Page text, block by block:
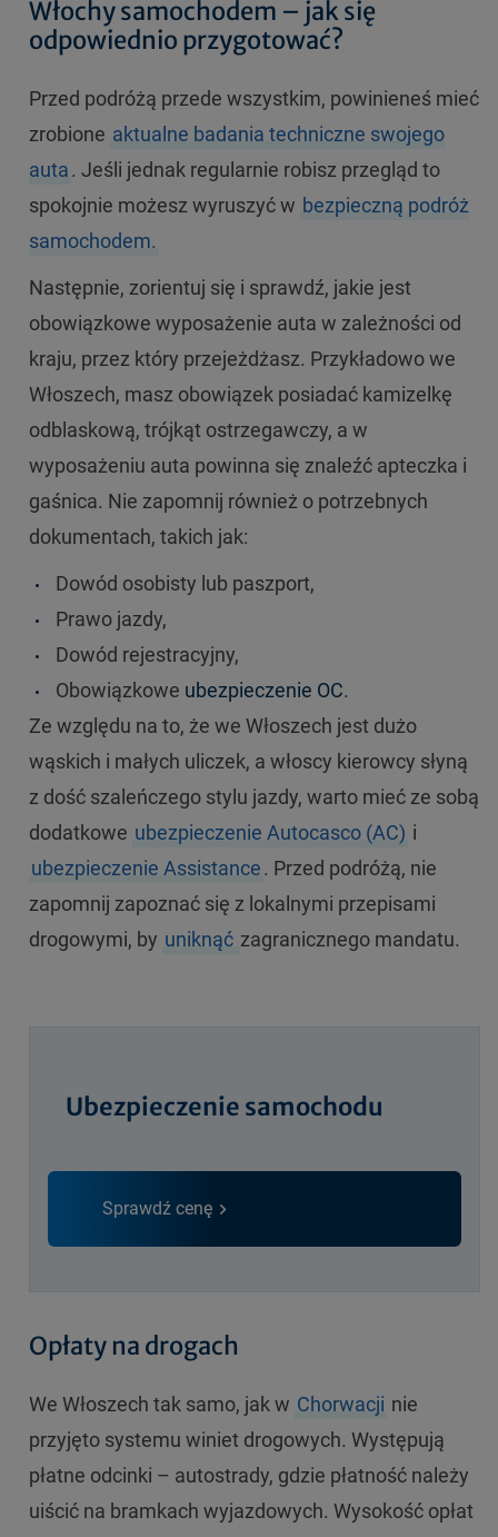
Włochy samochodem – jak się
odpowiednio przygotować?
Przed podróżą przede wszystkim, powinieneś mieć
zrobione aktualne badania techniczne swojego
auta. Jeśli jednak regularnie robisz przegląd to
spokojnie możesz wyruszyć w bezpieczną podróż
samochodem.
Następnie, zorientuj się i sprawdź, jakie jest
obowiązkowe wyposażenie auta w zależności od
kraju, przez który przejeżdżasz. Przykładowo we
Włoszech, masz obowiązek posiadać kamizelkę
odblaskową, trójkąt ostrzegawczy, a w
wyposażeniu auta powinna się znaleźć apteczka i
gaśnica. Nie zapomnij również o potrzebnych
dokumentach, takich jak:
Dowód osobisty lub paszport,
Prawo jazdy,
Dowód rejestracyjny,
Obowiązkowe ubezpieczenie OC.
Ze względu na to, że we Włoszech jest dużo
wąskich i małych uliczek, a włoscy kierowcy słyną
z dość szaleńczego stylu jazdy, warto mieć ze sobą
dodatkowe ubezpieczenie Autocasco (AC) i
ubezpieczenie Assistance. Przed podróżą, nie
zapomnij zapoznać się z lokalnymi przepisami
drogowymi, by uniknąć zagranicznego mandatu.
Ubezpieczenie samochodu
Sprawdź cenę
Opłaty na drogach
We Włoszech tak samo, jak w Chorwacji nie
przyjęto systemu winiet drogowych. Występują
płatne odcinki – autostrady, gdzie płatność należy
uiścić na bramkach wyjazdowych. Wysokość opłat